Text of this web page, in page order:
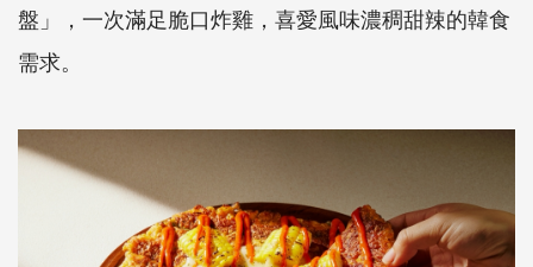
盤」，一次滿足脆口炸雞， 喜愛風味濃稠甜辣的韓食
需求。